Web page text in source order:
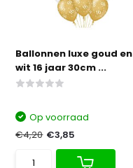
Ballonnen luxe goud en
wit 16 jaar 30cm ...
Op voorraad
€4,20 €3,85